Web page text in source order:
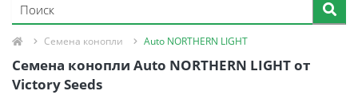
Семена конопли Auto NORTHERN LIGHT
Семена конопли Auto NORTHERN LIGHT oт
Victory Seeds